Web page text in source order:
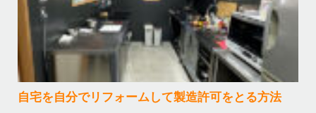
自宅を自分でリフォームして製造許可をとる方法